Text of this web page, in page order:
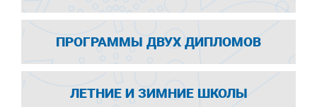
ПРОГРАММЫ ДВУХ ДИПЛОМОВ
ЛЕТНИЕ И ЗИМНИЕ ШКОЛЫ